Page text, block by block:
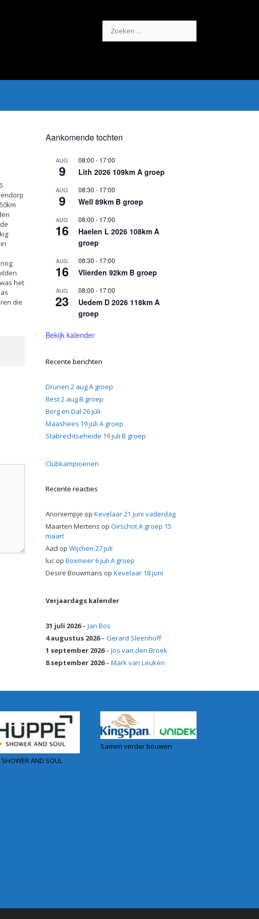
naar:
het
die
Aankomende tochten
AUG
9
08:00 - 17:00
Lith 2026 109km A groep
AUG
9
08:30 - 17:00
Well 89km B groep
AUG
16
08:00 - 17:00
Haelen L 2026 108km A
groep
AUG
16
08:30 - 17:00
Vlierden 92km B groep
AUG
23
08:00 - 17:00
Uedem D 2026 118km A
groep
Bekijk kalender
Recente berichten
Drunen 2 aug A groep
Best 2 aug B groep
Berg en Dal 26 juli
Maashees 19 juli A groep
Stabrechtseheide 19 juli B groep
Clubkampioenen
Recente reacties
Anoniempje op Kevelaar 21 juni vaderdag
Maarten Mertens op Oirschot A groep 15
maart
Aad op Wijchen 27 juli
luc op Boxmeer 6 juli A groep
Desire Bouwmans op Kevelaar 18 juni
Verjaardags kalender
31 juli 2026– Jan Bos
4 augustus 2026– Gerard Sleenhoff
1 september 2026– Jos van den Broek
8 september 2026– Mark van Leuken
SHOWER AND SOUL
Samen verder bouwen